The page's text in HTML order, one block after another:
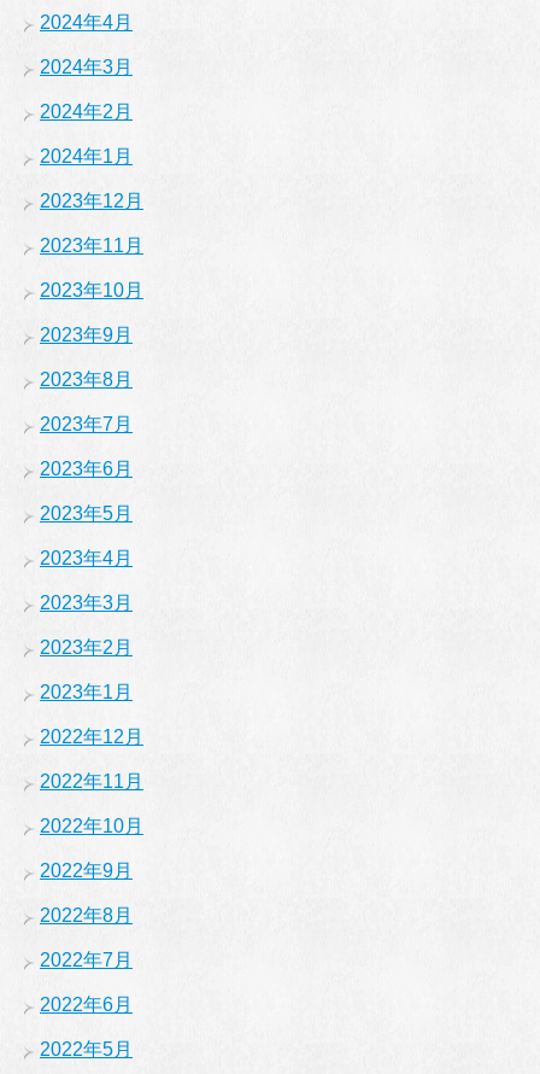
2024年4月
2024年3月
2024年2月
2024年1月
2023年12月
2023年11月
2023年10月
2023年9月
2023年8月
2023年7月
2023年6月
2023年5月
2023年4月
2023年3月
2023年2月
2023年1月
2022年12月
2022年11月
2022年10月
2022年9月
2022年8月
2022年7月
2022年6月
2022年5月